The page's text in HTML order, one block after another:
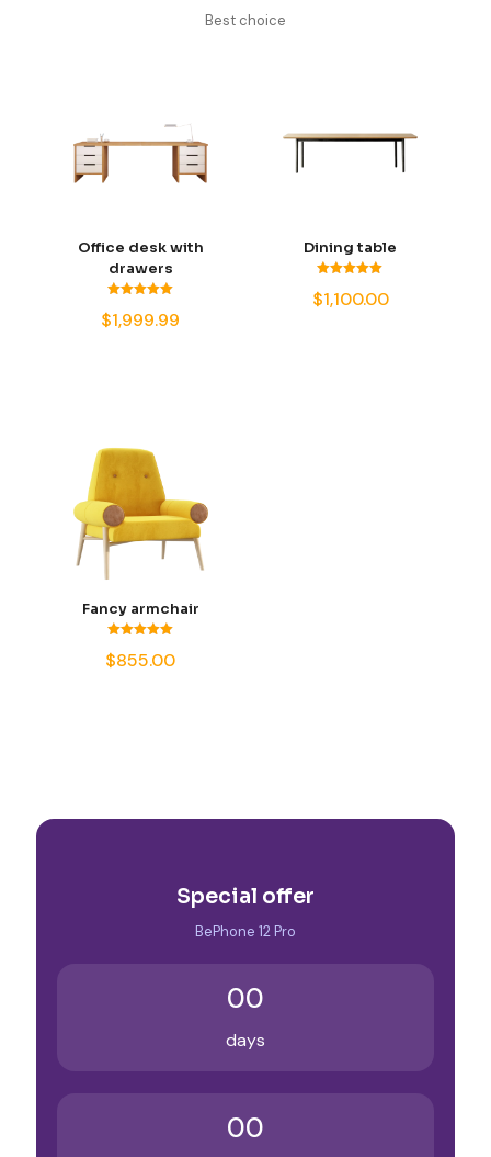
Best choice
Office desk with
drawers
con
$1,999.99
Dining table
con
$1,100.00
Fancy armchair
con
5.00
$855.00
Special offer
BePhone 12 Pro
00
days
00